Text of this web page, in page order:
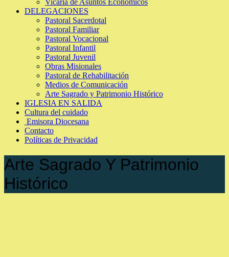
Vicaría de Asuntos Económicos
DELEGACIONES
Pastoral Sacerdotal
Pastoral Familiar
Pastoral Vocacional
Pastoral Infantil
Pastoral Juvenil
Obras Misionales
Pastoral de Rehabilitación
Medios de Comunicación
Arte Sagrado y Patrimonio Histórico
IGLESIA EN SALIDA
Cultura del cuidado
Emisora Diocesana
Contacto
Políticas de Privacidad
Arte Sagrado Y Patrimonio
Histórico